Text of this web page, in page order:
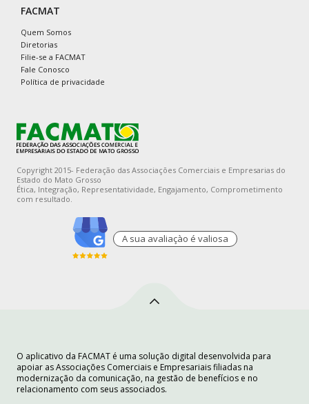
FACMAT
Quem Somos
Diretorias
Filie-se a FACMAT
Fale Conosco
Política de privacidade
Copyright 2015- Federação das Associações Comerciais e Empresarias do
Estado do Mato Grosso
Ética, Integração, Representatividade, Engajamento, Comprometimento
com resultado.
A sua avaliaçào é valiosa
O aplicativo da FACMAT é uma solução digital desenvolvida para
apoiar as Associações Comerciais e Empresariais filiadas na
modernização da comunicação, na gestão de benefícios e no
relacionamento com seus associados.